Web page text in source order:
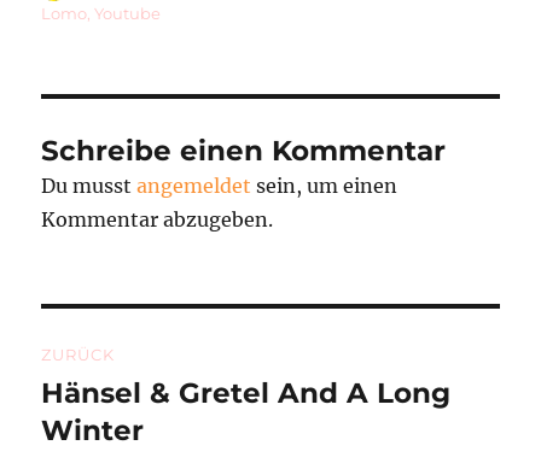
am
Lomo ,Youtube
Schreibe einen Kommentar
Du musstangemeldet sein, um einen
Kommentar abzugeben.
ZURÜCK
Vorheriger
Beitrag:
Hänsel & Gretel And A Long
Winter